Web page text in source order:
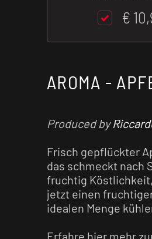
€
AROMA -
Produced by
Frisch gepflückter
das schmeckt nach
fruchtig
jetzt einen
idealen Menge
Erfahre hier mehr